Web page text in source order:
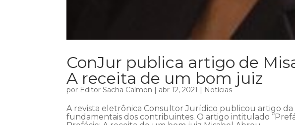
ConJur publica artigo de
A receita de um bom juiz
por Editor Sacha Calmon | abr 12, 2021 | Notícias
A revista eletrônica Consultor Jurídico publicou artigo da
fundamentais dos contribuintes. O artigo intitulado